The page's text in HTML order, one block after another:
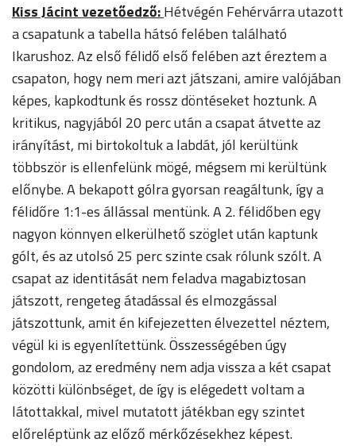
Kiss Jácint vezetőedző:Hétvégén Fehérvárra utazott
a csapatunk a tabella hátsó felében található
Ikarushoz. Az első félidő első felében azt éreztem a
csapaton, hogy nem meri azt játszani, amire valójában
képes, kapkodtunk és rossz döntéseket hoztunk. A
kritikus, nagyjából 20 perc után a csapat átvette az
irányítást, mi birtokoltuk a labdát, jól kerültünk
többször is ellenfelünk mögé, mégsem mi kerültünk
előnybe. A bekapott gólra gyorsan reagáltunk, így a
félidőre 1:1-es állással mentünk. A 2. félidőben egy
nagyon könnyen elkerülhető szöglet után kaptunk
gólt, és az utolsó 25 perc szinte csak rólunk szólt. A
csapat az identitását nem feladva magabiztosan
játszott, rengeteg átadással és elmozgással
játszottunk, amit én kifejezetten élvezettel néztem,
végül ki is egyenlítettünk. Összességében úgy
gondolom, az eredmény nem adja vissza a két csapat
közötti különbséget, de így is elégedett voltam a
látottakkal, mivel mutatott játékban egy szintet
előreléptünk az előző mérkőzésekhez képest.